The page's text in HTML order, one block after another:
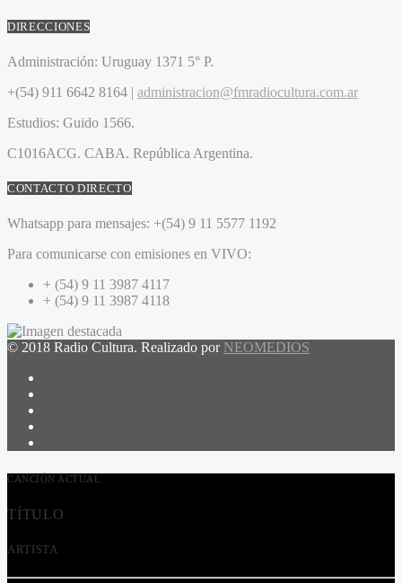
DIRECCIONES
Administración: Uruguay 1371 5° P.
+(54) 911 6642 8164 | administracion@fmradiocultura.com.ar
Estudios: Guido 1566.
C1016ACG. CABA. República Argentina.
CONTACTO DIRECTO
Whatsapp para mensajes: +(54) 9 11 5577 1192
Para comunicarse con emisiones en VIVO:
+ (54) 9 11 3987 4117
+ (54) 9 11 3987 4118
© 2018 Radio Cultura. Realizado por NEOMEDIOS
CANCIÓN ACTUAL
TÍTULO
ARTISTA